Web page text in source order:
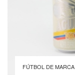
FÚTBOL DE MARCA